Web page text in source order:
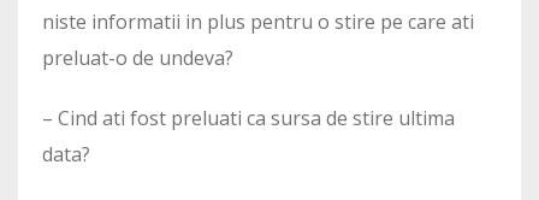
niste informatii in plus pentru o stire pe care ati
preluat-o de undeva?
– Cind ati fost preluati ca sursa de stire ultima
data?